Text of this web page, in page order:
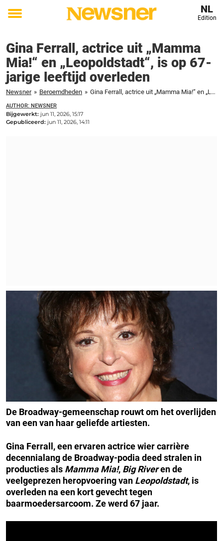
Toggle
NL
Edition
Gina Ferrall, actrice uit „Mamma
Mia!“ en „Leopoldstadt“, is op 67-
jarige leeftijd overleden
Newsner » Beroemdheden » Gina Ferrall, actrice uit „Mamma Mia!“ en „Leopoldstadt“, is op 67-jarige leeftijd overleden
AUTHOR: NEWSNER
Bijgewerkt: jun 11, 2026, 15:17
Gepubliceerd: jun 11, 2026, 14:11
De Broadway-gemeenschap rouwt om het overlijden
van een van haar geliefde artiesten.
Gina Ferrall, een ervaren actrice wier carrière
decennialang de Broadway-podia deed stralen in
producties als Mamma Mia!, Big Riveren de
veelgeprezen heropvoering van Leopoldstadt, is
overleden na een kort gevecht tegen
baarmoedersarcoom. Ze werd 67 jaar.